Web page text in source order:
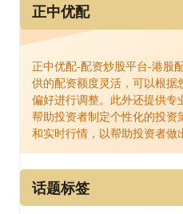
正中优配
正中优配-配资炒股平台-港股
供的配资额度灵活，可以根据
偏好进行调整。此外还提供专
帮助投资者制定个性化的投资
和实时行情，以帮助投资者做
话题标签